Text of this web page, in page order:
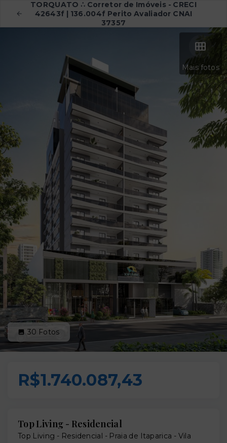
TORQUATO ∴ Corretor de Imóveis - CRECI
42643f | 136.004f Perito Avaliador CNAI
37357
Mais fotos
30 Fotos
R$1.740.087,43
Top Living - Residencial
Top Living - Residencial - Praia de Itaparica - Vila